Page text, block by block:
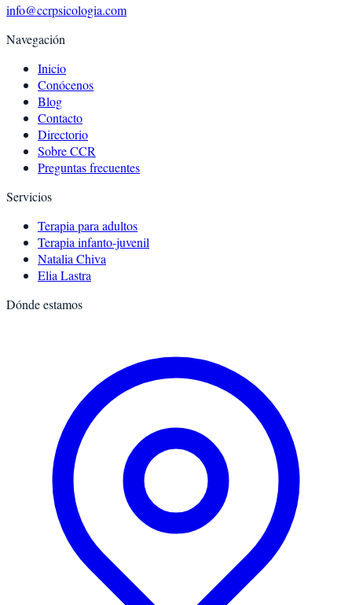
info@ccrpsicologia.com
Navegación
Inicio
Conócenos
Blog
Contacto
Directorio
Sobre CCR
Preguntas frecuentes
Servicios
Terapia para adultos
Terapia infanto-juvenil
Natalia Chiva
Elia Lastra
Dónde estamos